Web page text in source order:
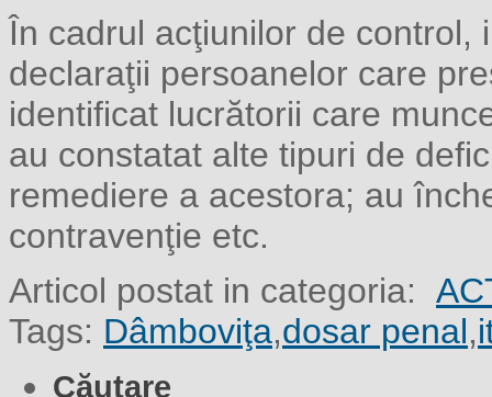
În cadrul acţiunilor de
declaraţii persoanelor care
identificat lucrătorii care
au constatat alte tipuri de
remediere a acestora; au
contravenţie etc.
Articol postat in categoria:
Tags: Dâmboviţa,dosar penal,
Căutare